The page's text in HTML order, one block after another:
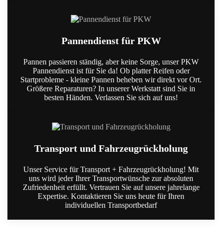
Pannendienst für PKW
Pannen passieren ständig, aber keine Sorge, unser PKW
Pannendienst ist für Sie da! Ob platter Reifen oder
Startprobleme - kleine Pannen beheben wir direkt vor Ort.
Größere Reparaturen? In unserer Werkstatt sind Sie in
besten Händen. Verlassen Sie sich auf uns!
Transport und Fahrzeugrückholung
Unser Service für Transport + Fahrzeugrückholung! Mit
uns wird jeder Ihrer Transportwünsche zur absoluten
Zufriedenheit erfüllt. Vertrauen Sie auf unsere jahrelange
Expertise. Kontaktieren Sie uns heute für Ihren
individuellen Transportbedarf